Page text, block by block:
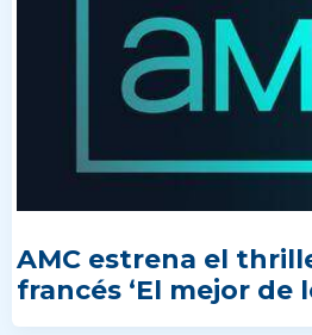
AMC estrena el
francés ‘El mejor de